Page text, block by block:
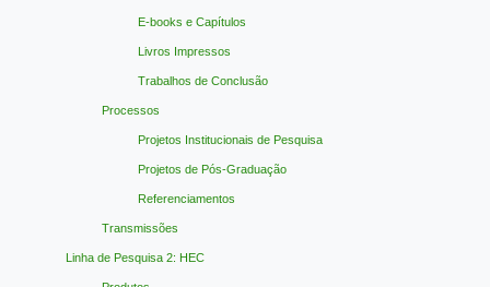
E-books e Capítulos
Livros Impressos
Trabalhos de Conclusão
Processos
Projetos Institucionais de Pesquisa
Projetos de Pós-Graduação
Referenciamentos
Transmissões
Linha de Pesquisa 2: HEC